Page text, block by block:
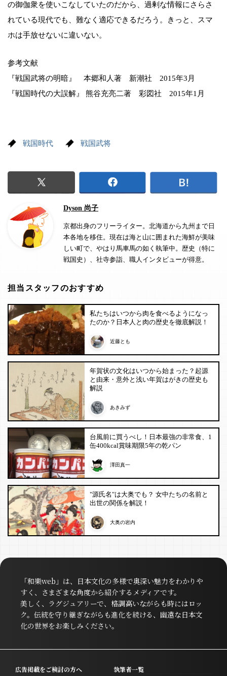
の御伽衆を使いこなしていたのだから、過剰な情報にさらさ
れている現代でも、難なく適応できるだろう。きっと、スマ
ホは手放せないに違いない。
参考文献
『戦国武将の明暗』 本郷和人著 新潮社 2015年3月
『戦国時代の大誤解』 熊谷充亮二著 彩図社 2015年1月
戦国時代 戦国武将
Dyson 尚子
京都出身のフリーライター。北海道から九州まで日
本各地を移住。現在は海と山に囲まれた海鮮が美味
しい町で、やはり馬車馬の如く執筆中。歴史（特に
戦国史）、社寺参詣、職人インタビューが得意。
担当スタッフのおすすめ
私たちはいつから肉を食べるようになっ
たのか？日本人と肉の歴史を徹底解説！
近藤とも
年賀状の文化はいつから始まった？起源
と由来・意外と浅い年賀はがきの歴史も
解説
あきみず
台風前に買うべし！日本最強の非常食、1
缶400kcal賞味期限5年の乾パン
澤田真一
"源氏名"は大奥でも？ 女中たちの名前と
出世の関係を解説！
大奥の岩内
「和樂web」は、日本文化の多様で奥深い魅力をわかりや
すく、さまざまな角度から紹介するメディアです。
美しく、ラグジュアリーで、格調高いながらも時にはロッ
ク。伝統を守り継ぎながらも進化を続ける、幽遠な日本文
化の世界をお楽しみください。
広告掲載をご検討の方へ 執筆者一覧